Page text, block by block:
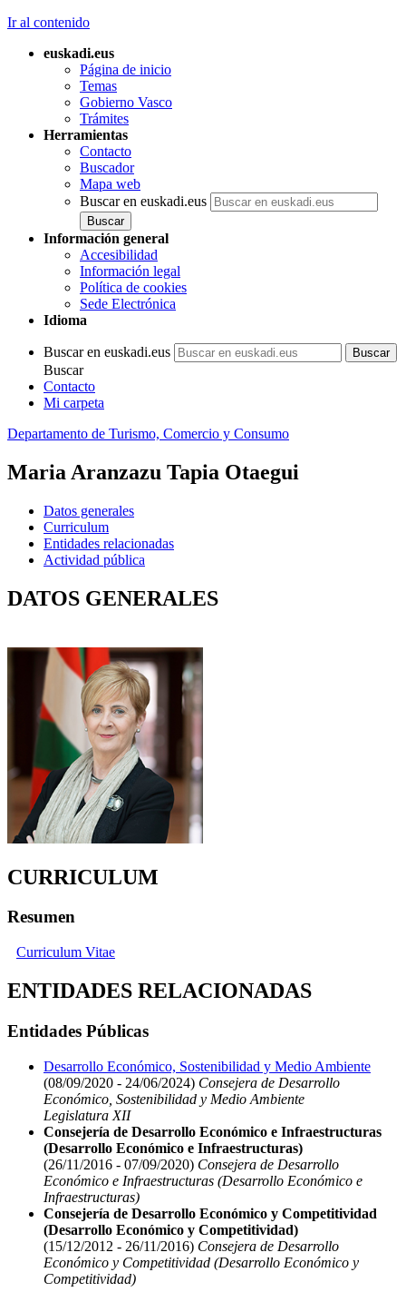
Ir al contenido
euskadi.eus
Página de inicio
Temas
Gobierno Vasco
Trámites
Herramientas
Contacto
Buscador
Mapa web
Buscar en euskadi.eus
Información general
Accesibilidad
Información legal
Política de cookies
Sede Electrónica
Idioma
Buscar en euskadi.eus
Buscar
Contacto
Mi carpeta
Departamento de Turismo, Comercio y Consumo
Maria Aranzazu Tapia Otaegui
Datos generales
Curriculum
Entidades relacionadas
Actividad pública
DATOS GENERALES
CURRICULUM
Resumen
Curriculum Vitae
ENTIDADES RELACIONADAS
Entidades Públicas
Desarrollo Económico, Sostenibilidad y Medio Ambiente
(08/09/2020 - 24/06/2024) Consejera de Desarrollo
Económico, Sostenibilidad y Medio Ambiente
Legislatura XII
Consejería de Desarrollo Económico e Infraestructuras
(Desarrollo Económico e Infraestructuras)
(26/11/2016 - 07/09/2020) Consejera de Desarrollo
Económico e Infraestructuras (Desarrollo Económico e
Infraestructuras)
Consejería de Desarrollo Económico y Competitividad
(Desarrollo Económico y Competitividad)
(15/12/2012 - 26/11/2016) Consejera de Desarrollo
Económico y Competitividad (Desarrollo Económico y
Competitividad)